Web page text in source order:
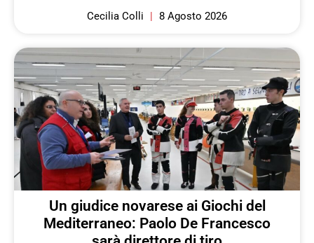
Cecilia Colli 8 Agosto 2026
Un giudice novarese ai Giochi del
Mediterraneo: Paolo De Francesco